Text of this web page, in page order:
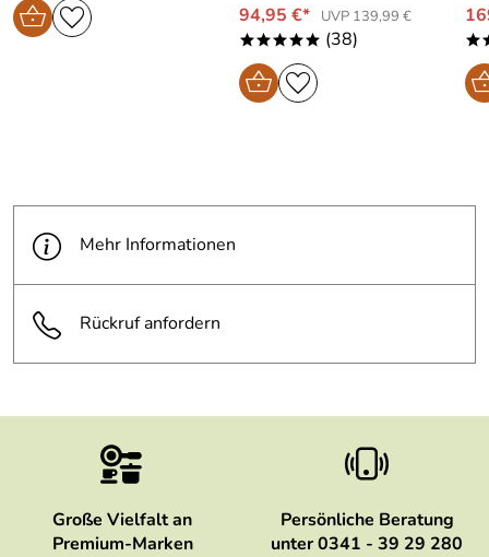
94,95 €* UVP 139,99 €
***** (38)
Mehr Informationen
Rückruf anfordern
Große Vielfalt an
Premium-Marken
Persönliche Beratung
unter 0341 - 39 29 280